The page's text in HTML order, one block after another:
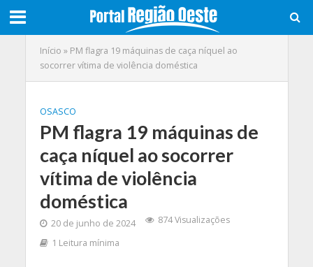
Início » PM flagra 19 máquinas de caça níquel ao
socorrer vítima de violência doméstica
OSASCO
PM flagra 19 máquinas de
caça níquel ao socorrer
vítima de violência
doméstica
20 de junho de 2024
874 Visualizações
1 Leitura mínima